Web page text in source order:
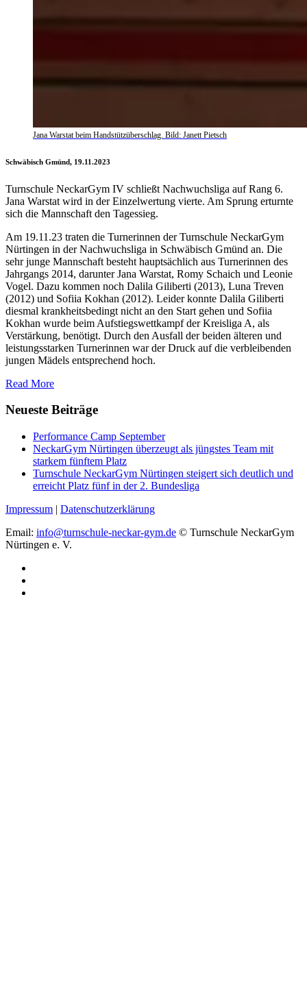
Jana Warstat beim Handstützüberschlag. Bild: Janett Pietsch
Schwäbisch Gmünd, 19.11.2023
Turnschule NeckarGym IV schließt Nachwuchsliga auf Rang 6.
Jana Warstat wird in der Einzelwertung vierte. Am Sprung erturnte
sich die Mannschaft den Tagessieg.
Am 19.11.23 traten die Turnerinnen der Turnschule NeckarGym
Nürtingen in der Nachwuchsliga in Schwäbisch Gmünd an. Die
sehr junge Mannschaft besteht hauptsächlich aus Turnerinnen des
Jahrgangs 2014, darunter Jana Warstat, Romy Schaich und Leonie
Vogel. Dazu kommen noch Dalila Giliberti (2013), Luna Treven
(2012) und Sofiia Kokhan (2012). Leider konnte Dalila Giliberti
diesmal krankheitsbedingt nicht an den Start gehen und Sofiia
Kokhan wurde beim Aufstiegswettkampf der Kreisliga A, als
Verstärkung, benötigt. Durch den Ausfall der beiden älteren und
leistungsstarken Turnerinnen war der Druck auf die verbleibenden
jungen Mädels entsprechend hoch.
Read More
Neueste Beiträge
Performance Camp September
NeckarGym Nürtingen überzeugt als jüngstes Team mit
starkem fünftem Platz
Turnschule NeckarGym Nürtingen steigert sich deutlich und
erreicht Platz fünf in der 2. Bundesliga
Impressum | Datenschutzerklärung
Email: info@turnschule-neckar-gym.de © Turnschule NeckarGym
Nürtingen e. V.